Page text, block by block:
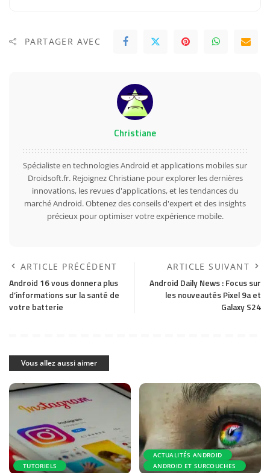
PARTAGER AVEC
Christiane
Spécialiste en technologies Android et applications mobiles sur
Droidsoft.fr. Rejoignez Christiane pour explorer les dernières
innovations, les revues d'applications, et les tendances du
marché Android. Obtenez des conseils d'expert et des insights
précieux pour optimiser votre expérience mobile.
ARTICLE PRÉCÉDENT
Android 16 vous donnera plus
d’informations sur la santé de
votre batterie
ARTICLE SUIVANT
Android Daily News : Focus sur
les nouveautés Pixel 9a et
Galaxy S24
Vous allez aussi aimer
TUTORIELS
ACTUALITÉS ANDROID
ANDROID ET SURCOUCHES